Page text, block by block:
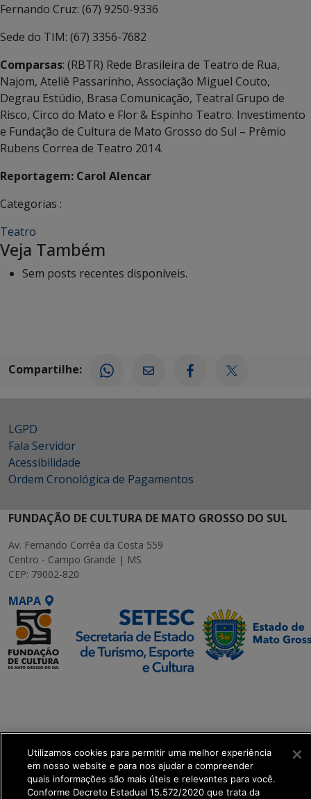
Fernando Cruz: (67) 9250-9336
Sede do TIM: (67) 3356-7682
Comparsas: (RBTR) Rede Brasileira de Teatro de Rua,
Najom, Ateliê Passarinho, Associação Miguel Couto,
Degrau Estúdio, Brasa Comunicação, Teatral Grupo de
Risco, Circo do Mato e Flor & Espinho Teatro. Investimento
e Fundação de Cultura de Mato Grosso do Sul – Prêmio
Rubens Correa de Teatro 2014.
Reportagem: Carol Alencar
Categorias :
Teatro
Veja Também
Sem posts recentes disponíveis.
Compartilhe:
LGPD
Fala Servidor
Acessibilidade
Ordem Cronológica de Pagamentos
FUNDAÇÃO DE CULTURA DE MATO GROSSO DO SUL
Av. Fernando Corrêa da Costa 559
Centro - Campo Grande | MS
CEP: 79002-820
MAPA
get_footer();
Utilizamos cookies para permitir uma melhor experiência
em nosso website e para nos ajudar a compreender
quais informações são mais úteis e relevantes para você.
Conforme Decreto Estadual 15.572/2020 que trata da